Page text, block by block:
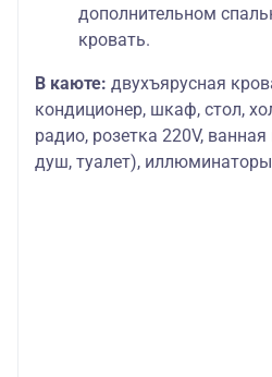
дополнительном
кровать.
В каюте: двухъярусная
кондиционер, шкаф, стол,
радио, розетка 220V,
душ, туалет),